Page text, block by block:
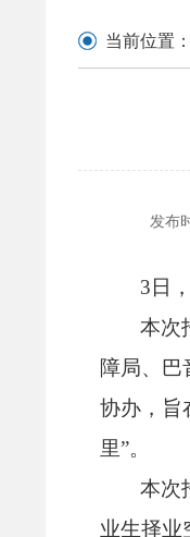
当前位置：
发布
3日
本次
障局、 巴
协办， 旨
里”。
本次
业生择业